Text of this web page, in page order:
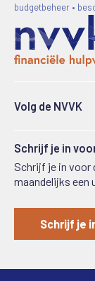
budgetbeheer •
Volg de NVVK
Schrijf je in
Schrijf je in voor
maandelijks een
Schrijf je